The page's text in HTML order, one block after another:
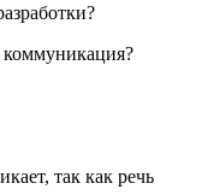
коммуникация?
так как речь